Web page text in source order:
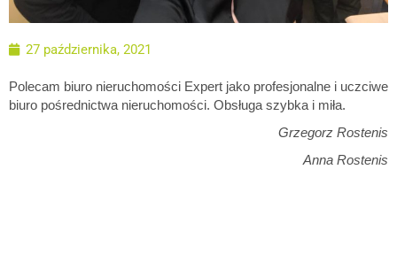
27 października, 2021
Polecam biuro nieruchomości Expert jako profesjonalne i uczciwe
biuro pośrednictwa nieruchomości. Obsługa szybka i miła.
Grzegorz Rostenis
Anna Rostenis